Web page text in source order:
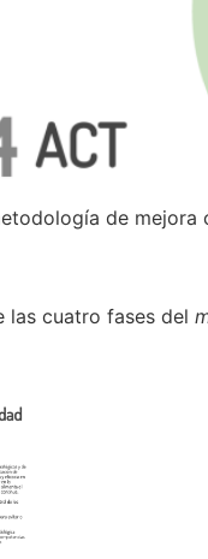
de
las cuatro fases del